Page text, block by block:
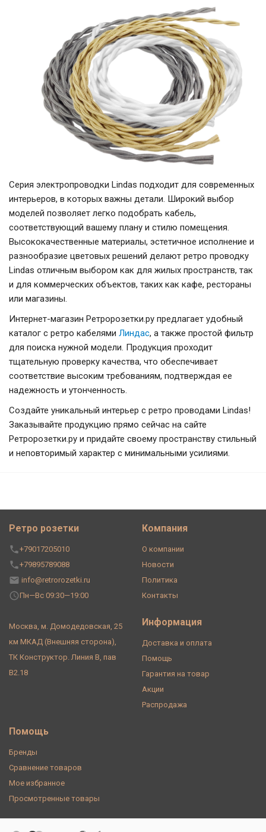
Серия электропроводки Lindas подходит для современных
интерьеров, в которых важны детали. Широкий выбор
моделей позволяет легко подобрать кабель,
соответствующий вашему плану и стилю помещения.
Высококачественные материалы, эстетичное исполнение и
разнообразие цветовых решений делают ретро проводку
Lindas отличным выбором как для жилых пространств, так
и для коммерческих объектов, таких как кафе, рестораны
или магазины.
Интернет-магазин Ретророзетки.ру предлагает удобный
каталог с ретро кабелями Линдас, а также простой фильтр
для поиска нужной модели. Продукция проходит
тщательную проверку качества, что обеспечивает
соответствие высоким требованиям, подтверждая ее
надежность и утонченность.
Создайте уникальный интерьер с ретро проводами Lindas!
Заказывайте продукцию прямо сейчас на сайте
Ретророзетки.ру и придайте своему пространству стильный
и неповторимый характер с минимальными усилиями.
Ретро розетки
+79017205010
+79895789088
info@retrorozetki.ru
Пн—Вс 09:30—19:00
Москва, м. Домодедовская, 25
км МКАД (Внешняя сторона),
ТК Конструктор. Линия В, пав
В2.18
Компания
О компании
Новости
Политика
Контакты
Информация
Доставка и оплата
Помощь
Гарантия на товар
Акции
Распродажа
Помощь
Бренды
Сравнение товаров
Мое избранное
Просмотренные товары